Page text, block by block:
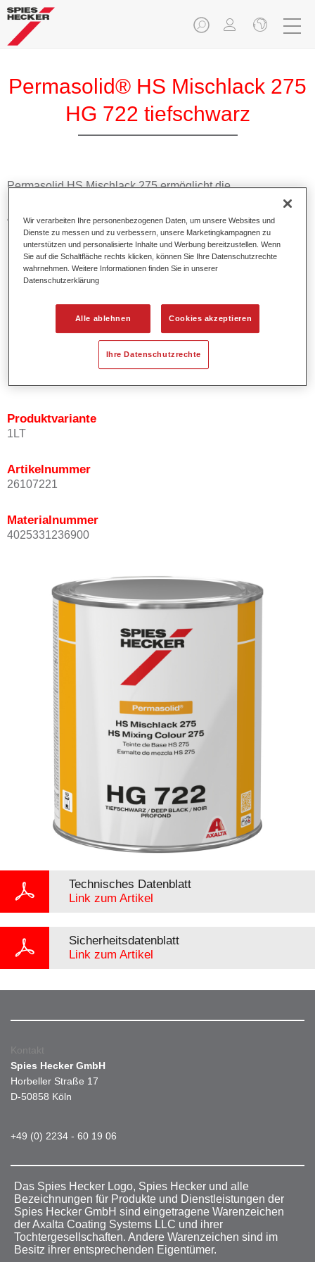
Permasolid® HS Mischlack 275
HG 722 tiefschwarz
Permasolid HS Mischlack 275 ermöglicht die
Farbtonausmischung vom hochwertigen Permasolid HS
Autolack 275 mit allen Uni-Farbtönen für die Pkw-
Lackierung.
Produktmerkmale
Erlaubt eine einfache und schnelle Verarbeitung in 1,5
Ermöglicht schnelle Trocknungszeiten.
Bietet ein hohes Deckvermögen.
Besitzt einen exzellenten Decklackstand.
Entspricht den VOC Anforderungen.
Produktvariante
1LT
Artikelnummer
26107221
Materialnummer
4025331236900
Technisches Datenblatt
Link zum Artikel
Sicherheitsdatenblatt
Link zum Artikel
Kontakt
Spies Hecker GmbH
Horbeller Straße 17
D-50858 Köln
+49 (0) 2234 - 60 19 06
Das Spies Hecker Logo, Spies Hecker und alle
Bezeichnungen für Produkte und Dienstleistungen der
Spies Hecker GmbH sind eingetragene Warenzeichen
der Axalta Coating Systems LLC und ihrer
Tochtergesellschaften. Andere Warenzeichen sind im
Besitz ihrer entsprechenden Eigentümer.
Wir verarbeiten Ihre personenbezogenen Daten, um unsere Websites und
Dienste zu messen und zu verbessern, unsere Marketingkampagnen zu
unterstützen und personalisierte Inhalte und Werbung bereitzustellen. Wenn
Sie auf die Schaltfläche rechts klicken, können Sie Ihre Datenschutzrechte
wahrnehmen. Weitere Informationen finden Sie in unserer
Datenschutzerklärung
Alle ablehnen Cookies akzeptieren
Ihre Datenschutzrechte